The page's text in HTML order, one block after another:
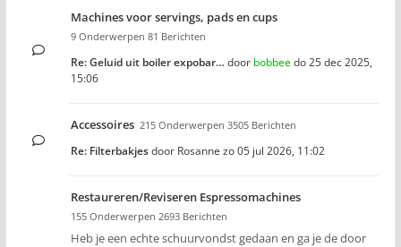
Machines voor servings, pads en cups
9 Onderwerpen 81 Berichten
Re: Geluid uit boiler expobar… door bobbeedo 25 dec 2025,
15:06
Accessoires 215 Onderwerpen 3505 Berichten
Re: Filterbakjesdoor Rosanne zo 05 jul 2026, 11:02
Restaureren/Reviseren Espressomachines
155 Onderwerpen 2693 Berichten
Heb je een echte schuurvondst gedaan en ga je de door